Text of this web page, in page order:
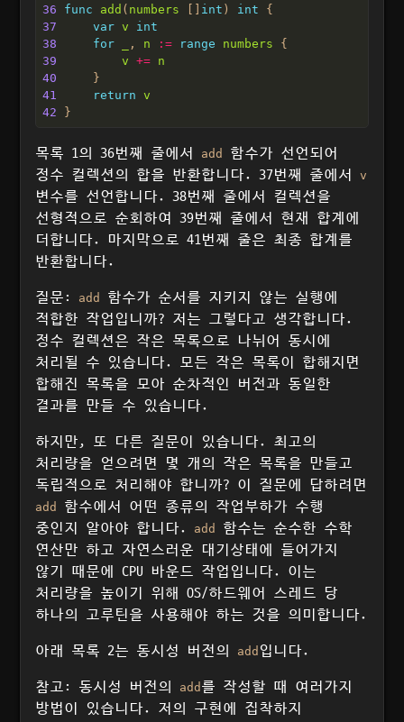
36 func add ( numbers int ) int
37
var v
int
38
for , n := range numbers
39
v +=
n
40
41
return v
42
목록 1의 36번째 줄에서 add
함수가 선언되어
정수 컬렉션의 합을 반환합니다. 37번째 줄에서v
변수를 선언합니다. 38번째 줄에서 컬렉션을
선형적으로 순회하여 39번째 줄에서 현재 합계에
더합니다. 마지막으로 41번째 줄은 최종 합계를
반환합니다.
질문: add
함수가 순서를 지키지 않는 실행에
적합한 작업입니까? 저는 그렇다고 생각합니다.
정수 컬렉션은 작은 목록으로 나뉘어 동시에
처리될 수 있습니다. 모든 작은 목록이 합해지면
합해진 목록을 모아 순차적인 버전과 동일한
결과를 만들 수 있습니다.
하지만, 또 다른 질문이 있습니다. 최고의
처리량을 얻으려면 몇 개의 작은 목록을 만들고
독립적으로 처리해야 합니까? 이 질문에 답하려면
add
함수에서 어떤 종류의 작업부하가 수행
중인지 알아야 합니다.
add
함수는 순수한 수학
연산만 하고 자연스러운 대기상태에 들어가지
않기 때문에 CPU 바운드 작업입니다. 이는
처리량을 높이기 위해 OS/하드웨어 스레드 당
하나의 고루틴을 사용해야 하는 것을 의미합니다.
아래 목록 2는 동시성 버전의 add 입니다.
참고: 동시성 버전의 add 를 작성할 때 여러가지
방법이 있습니다. 저의 구현에 집착하지